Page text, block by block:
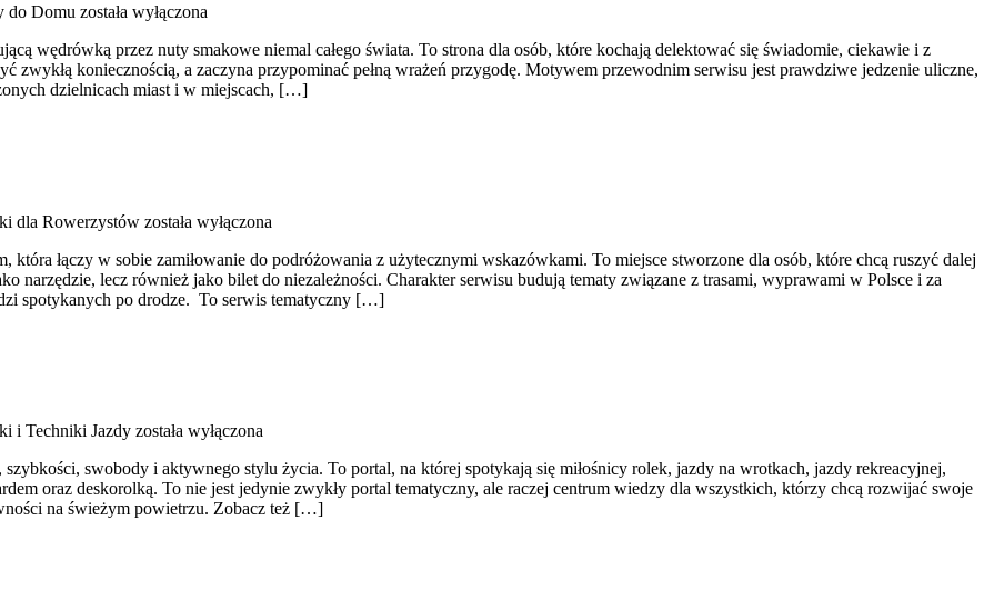
do Domu została wyłączona
wędrówką przez nuty smakowe niemal całego świata. To strona dla osób, które kochają delektować się świadomie, ciekawie i z
zwykłą koniecznością, a zaczyna przypominać pełną wrażeń przygodę. Motywem przewodnim serwisu jest prawdziwe jedzenie uliczne,
dzielnicach miast i w miejscach, […]
dla Rowerzystów została wyłączona
łączy w sobie zamiłowanie do podróżowania z użytecznymi wskazówkami. To miejsce stworzone dla osób, które chcą ruszyć dalej
narzędzie, lecz również jako bilet do niezależności. Charakter serwisu budują tematy związane z trasami, wyprawami w Polsce i za
spotykanych po drodze. To serwis tematyczny […]
i Techniki Jazdy została wyłączona
swobody i aktywnego stylu życia. To portal, na której spotykają się miłośnicy rolek, jazdy na wrotkach, jazdy rekreacyjnej,
oraz deskorolką. To nie jest jedynie zwykły portal tematyczny, ale raczej centrum wiedzy dla wszystkich, którzy chcą rozwijać swoje
na świeżym powietrzu. Zobacz też […]